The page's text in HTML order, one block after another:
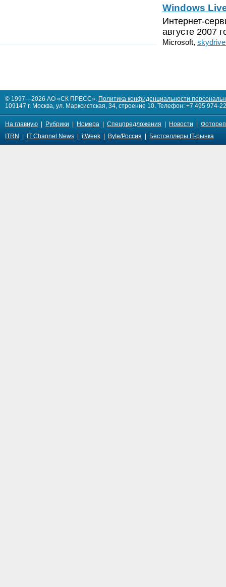
Windows
Интернет-
августе 2007
Microsoft,
© 1997—2026 АО «СК ПРЕСС». Политика конфиденциальности
109147 г. Москва, ул. Марксистская, 34, строение 10. Телефон: +7 495 974-
На главную Рубрики Номера Спецпредложения Новости
ITRN
IT Channel News itWeek Byte/Россия Бестселлеры IT-рынка